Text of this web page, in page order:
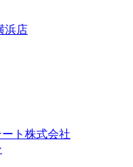
浜店
ト株式会社